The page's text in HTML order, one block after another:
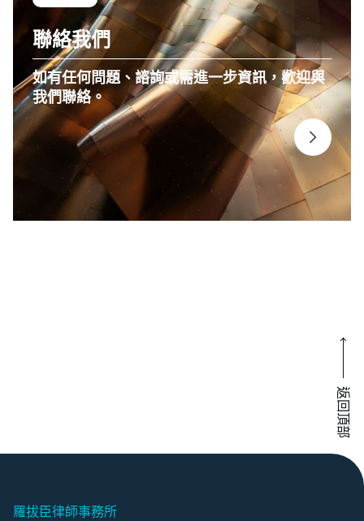
聯絡我們
如有任何問題、諮詢或需進一步資訊，歡迎與
我們聯絡。
返回頂部
羅拔臣律師事務所